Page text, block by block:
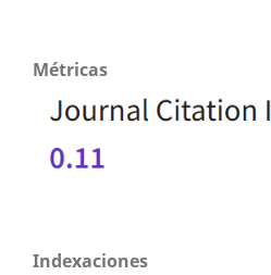
Métricas
Indexaciones